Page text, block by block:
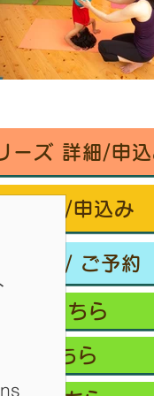
ーズ 詳細/申
詳細/申込み
ガ」 / ご予約
はこちら
はこちら